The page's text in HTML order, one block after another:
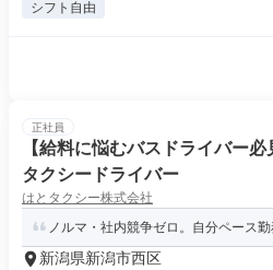
シフト自由
正社員
【給料に悩むバスドライバー
タクシードライバー
はとタクシー株式会社
ノルマ・社内競争ゼロ。自分ペース
新潟県新潟市西区